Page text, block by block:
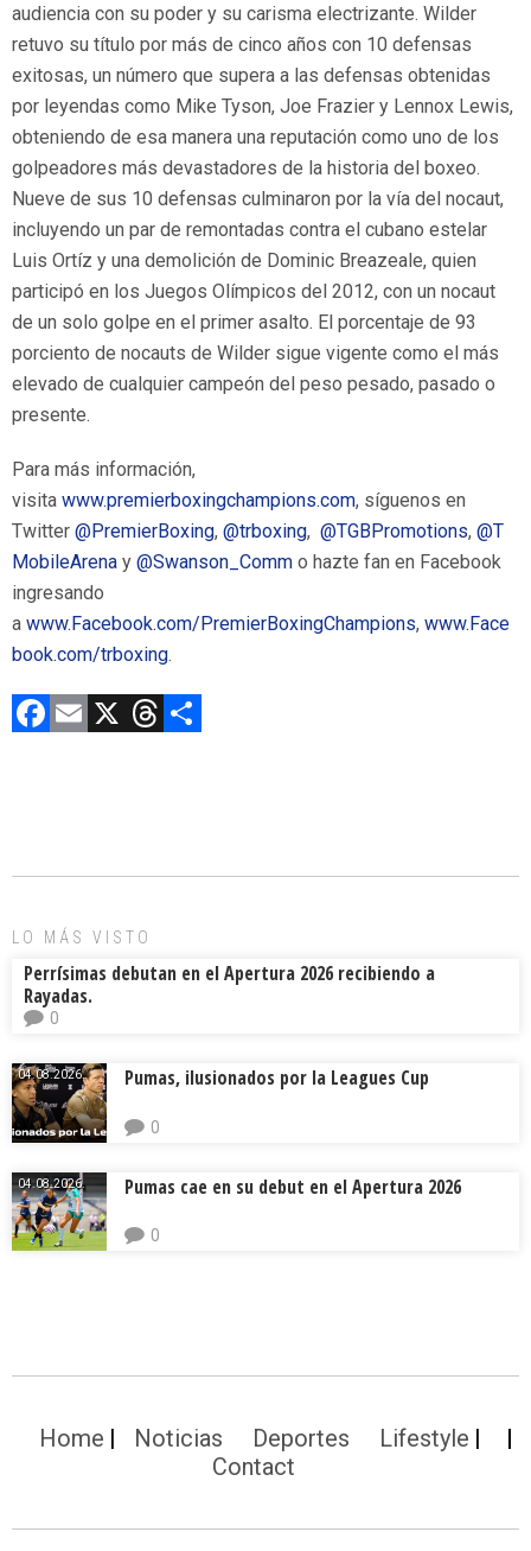
audiencia con su poder y su carisma electrizante. Wilder
retuvo su título por más de cinco años con 10 defensas
exitosas, un número que supera a las defensas obtenidas
por leyendas como Mike Tyson, Joe Frazier y Lennox Lewis,
obteniendo de esa manera una reputación como uno de los
golpeadores más devastadores de la historia del boxeo.
Nueve de sus 10 defensas culminaron por la vía del nocaut,
incluyendo un par de remontadas contra el cubano estelar
Luis Ortíz y una demolición de Dominic Breazeale, quien
participó en los Juegos Olímpicos del 2012, con un nocaut
de un solo golpe en el primer asalto. El porcentaje de 93
porciento de nocauts de Wilder sigue vigente como el más
elevado de cualquier campeón del peso pesado, pasado o
presente.
Para más información,
visita www.premierboxingchampions.com, síguenos en
Twitter @PremierBoxing, @trboxing, @TGBPromotions, @T
MobileArena y @Swanson_Comm o hazte fan en Facebook
ingresando
a www.Facebook.com/PremierBoxingChampions, www.Face
book.com/trboxing.
F
o
E X T
d ar
LO MÁS VISTO
Perrísimas debutan en el Apertura 2026 recibiendo a
Rayadas.
0
04.08.2026. Pumas, ilusionados por la Leagues Cup
0
04.08.2026. Pumas cae en su debut en el Apertura 2026
0
Home Noticias Deportes
Lifestyle
Contact